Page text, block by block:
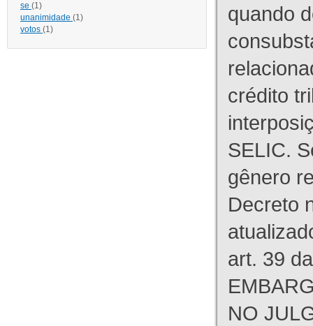
se (1)
unanimidade (1)
votos (1)
quando
crédito
SELIC.
gênero
Decreto
art. 39
NO